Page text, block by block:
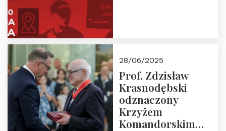
28/06/2025
Prof. Zdzisław
Krasnodębski
odznaczony
Krzyżem
Komandorskim